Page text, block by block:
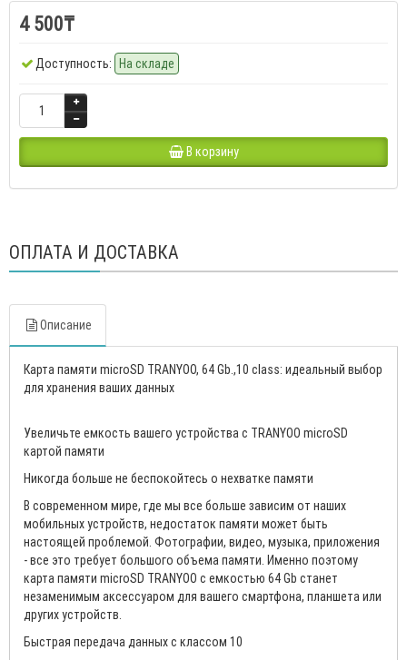
4 500₸
Доступность: На складе
В корзину
ОПЛАТА И ДОСТАВКА
Описание
Карта памяти microSD TRANYOO, 64 Gb.,10 class: идеальный выбор
для хранения ваших данных
Увеличьте емкость вашего устройства с TRANYOO microSD
картой памяти
Никогда больше не беспокойтесь о нехватке памяти
В современном мире, где мы все больше зависим от наших
мобильных устройств, недостаток памяти может быть
настоящей проблемой. Фотографии, видео, музыка, приложения
- все это требует большого объема памяти. Именно поэтому
карта памяти microSD TRANYOO с емкостью 64 Gb станет
незаменимым аксессуаром для вашего смартфона, планшета или
других устройств.
Быстрая передача данных с классом 10